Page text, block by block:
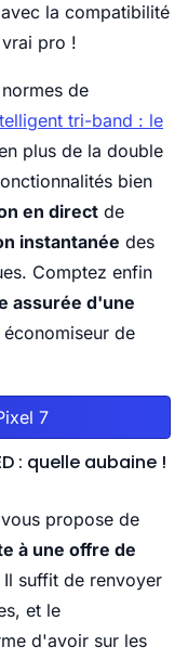
la compatibilité
pro !
de
tri-band : le
plus de la double
bien
en direct de
instantanée des
Comptez enfin
assurée d'une
de
7
: quelle aubaine !
propose de
à une offre de
Il suffit de renvoyer
et le
d'avoir sur les